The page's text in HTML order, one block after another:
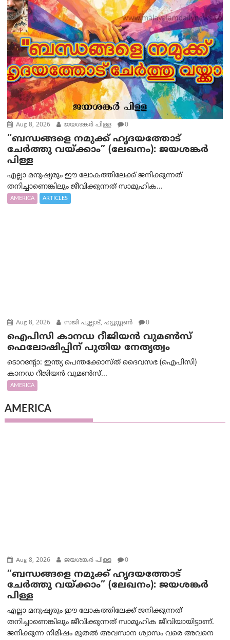
Aug 8, 2026 ജയശങ്കര്‍ പിള്ള 0
“ബന്ധങ്ങളെ നമുക്ക് ഹൃദയത്തോട്
ചേർത്തു വയ്ക്കാം” (ലേഖനം): ജയശങ്കര്‍
പിള്ള
എല്ലാ മനുഷ്യരും ഈ ലോകത്തിലേക്ക് ജനിക്കുന്നത്
തനിച്ചാണെങ്കിലും ജീവിക്കുന്നത് സാമൂഹിക...
AMERICA ARTICLES
Aug 8, 2026 സജി പുല്ലാട്, ഹ്യൂസ്റ്റൺ 0
ഐപിസി കാനഡ റീജിയൻ വുമൺസ്
ഫെലോഷിപ്പിന് പുതിയ നേതൃത്വം
ടൊറന്റോ: ഇന്ത്യ പെന്തക്കോസ്ത് ദൈവസഭ (ഐപിസി)
കാനഡ റീജിയൻ വുമൺസ്...
AMERICA
AMERICA
Aug 8, 2026 ജയശങ്കര്‍ പിള്ള 0
“ബന്ധങ്ങളെ നമുക്ക് ഹൃദയത്തോട്
ചേർത്തു വയ്ക്കാം” (ലേഖനം): ജയശങ്കര്‍
പിള്ള
എല്ലാ മനുഷ്യരും ഈ ലോകത്തിലേക്ക് ജനിക്കുന്നത്
തനിച്ചാണെങ്കിലും ജീവിക്കുന്നത് സാമൂഹിക ജീവിയായിട്ടാണ്.
ജനിക്കുന്ന നിമിഷം മുതൽ അവസാന ശ്വാസം വരെ അവനെ